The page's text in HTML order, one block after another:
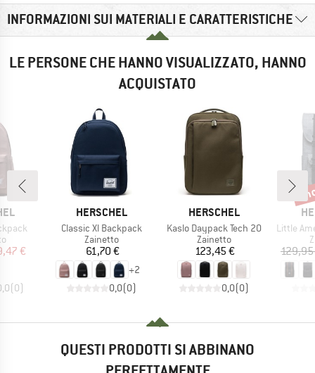
INFORMAZIONI SUI MATERIALI E CARATTERISTICHE
LE PERSONE CHE HANNO VISUALIZZATO, HANNO
ACQUISTATO
prodotti
ridotto
€
(0)
MARCHIO
HERSCHEL
Articolo
Classic Xl Backpack
Gruppo di prodotti
Zainetto
Prezzo
61,70 €
+2
0,0(0)
MARCHIO
HERSCHEL
Articolo
Kaslo Daypack Tech 20
Gruppo di prodotti
Zainetto
Prezzo
123,45 €
0,0(0)
Articolo
Little
QUESTI PRODOTTI SI ABBINANO